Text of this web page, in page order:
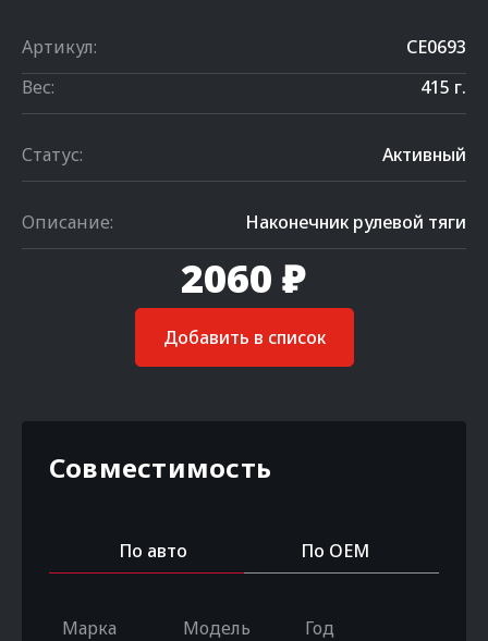
Артикул:
CE0693
Вес:
415 г.
Статус: Активный
Описание: Наконечник рулевой тяги
2060 ₽
Добавить в список
Совместимость
По авто По OEM
Марка Модель Год